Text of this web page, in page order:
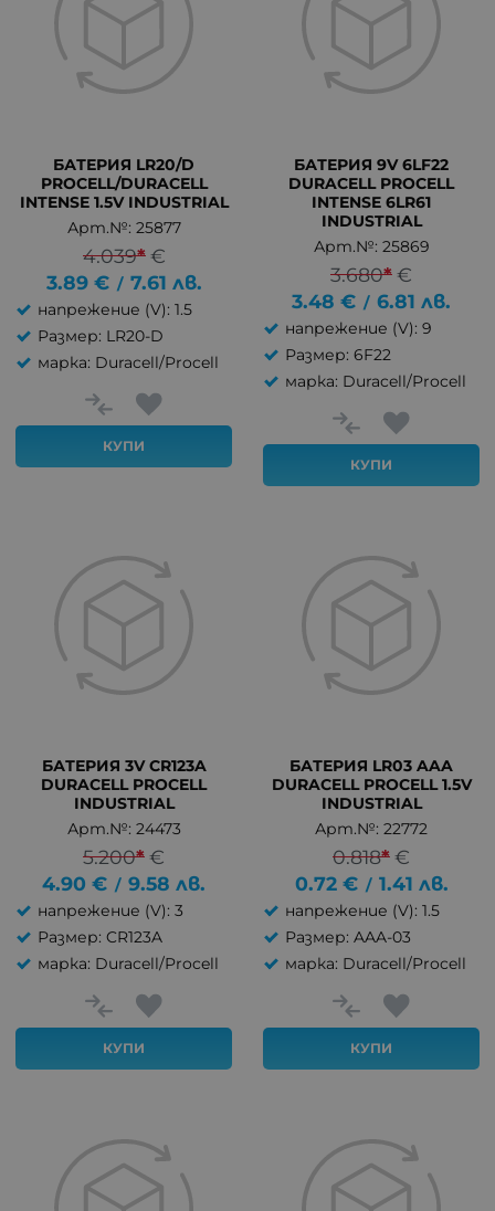
БАТЕРИЯ LR20/D
PROCELL/DURACELL
INTENSE 1.5V INDUSTRIAL
Арт.№: 25877
4.039* €
3.89 € / 7.61 лв.
напрежение (V): 1.5
Размер: LR20-D
марка: Duracell/Procell
КУПИ
БАТЕРИЯ 9V 6LF22
DURACELL PROCELL
INTENSE 6LR61
INDUSTRIAL
Арт.№: 25869
3.680*€
3.48 € / 6.81 лв.
напрежение (V): 9
Размер: 6F22
марка: Duracell/Procell
КУПИ
БАТЕРИЯ 3V CR123A
DURACELL PROCELL
INDUSTRIAL
Арт.№: 24473
5.200*€
4.90 € / 9.58 лв.
напрежение (V): 3
Размер: CR123A
марка: Duracell/Procell
КУПИ
БАТЕРИЯ LR03 AAA
DURACELL PROCELL 1.5V
INDUSTRIAL
Арт.№: 22772
0.818*€
0.72 € / 1.41 лв.
напрежение (V): 1.5
Размер: AAA-03
марка: Duracell/Procell
КУПИ